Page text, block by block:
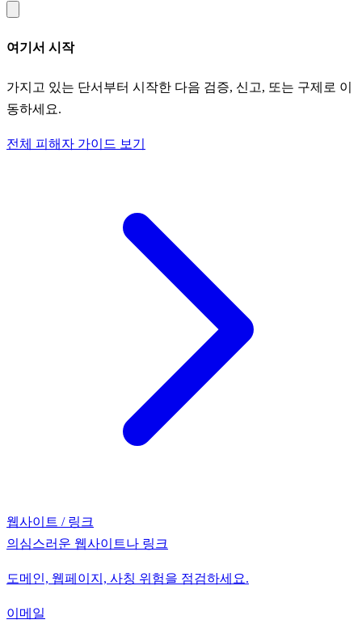
여기서 시작
가지고 있는 단서부터 시작한 다음 검증, 신고, 또는 구제로 이
동하세요.
전체 피해자 가이드 보기
웹사이트 / 링크
의심스러운 웹사이트나 링크
도메인, 웹페이지, 사칭 위험을 점검하세요.
이메일